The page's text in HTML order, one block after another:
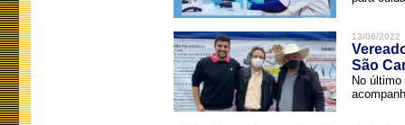
13/06/2022
São
No